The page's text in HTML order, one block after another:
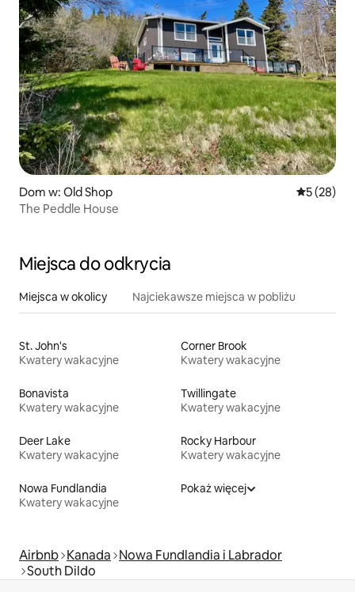
Dom w: Old Shop Średnia
5 (28)
The Peddle House
Miejsca do odkrycia
Miejsca w okolicy Najciekawsze miejsca w pobliżu
St. John's
Kwatery wakacyjne
Corner Brook
Kwatery wakacyjne
Bonavista
Kwatery wakacyjne
Twillingate
Kwatery wakacyjne
Deer Lake
Kwatery wakacyjne
Rocky Harbour
Kwatery wakacyjne
Nowa Fundlandia
Kwatery wakacyjne
Pokaż więcej
Airbnb Kanada Nowa Fundlandia i Labrador
South Dildo